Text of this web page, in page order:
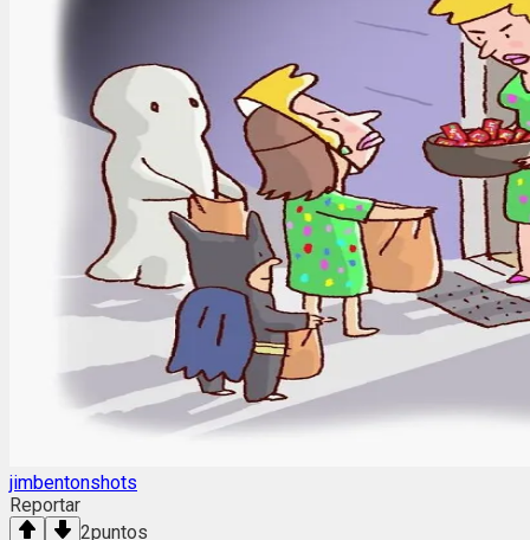
jimbentonshots
Reportar
2puntos